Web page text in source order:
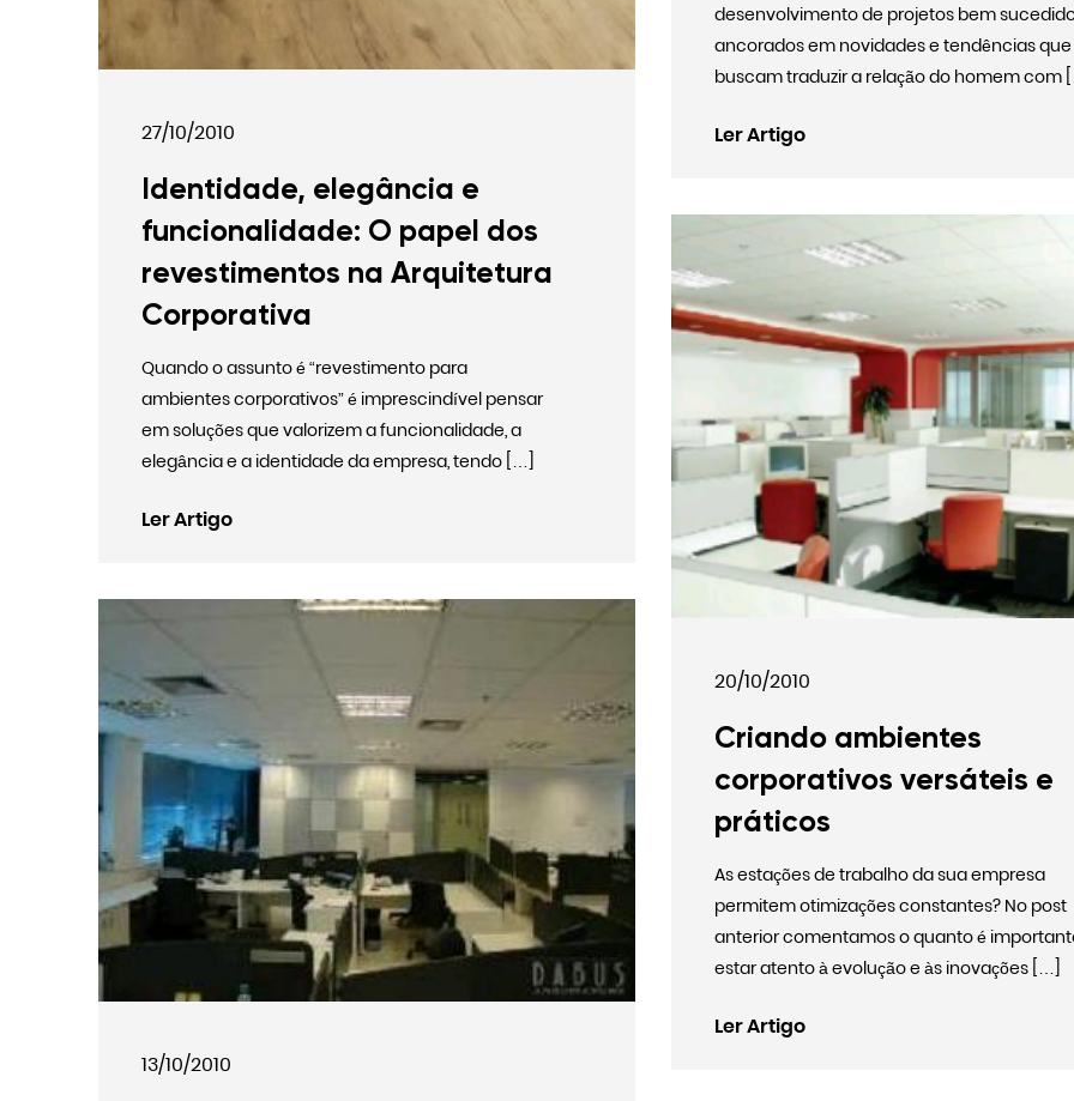
desenvolvimento de projetos bem
ancorados em novidades e tendências que
buscam traduzir a relação do homem com
Ler Artigo
27/10/2010
Identidade, elegância e
funcionalidade: O papel dos
revestimentos na Arquitetura
Corporativa
Quando o assunto é “revestimento para
ambientes corporativos” é imprescindível pensar
em soluções que valorizem a funcionalidade, a
elegância e a identidade da empresa, tendo […]
Ler Artigo
20/10/2010
Criando ambientes
corporativos versáteis e
práticos
As estações de trabalho da sua empresa
permitem otimizações constantes? No post
anterior comentamos o quanto é
estar atento à evolução e às inovações […]
Ler Artigo
13/10/2010